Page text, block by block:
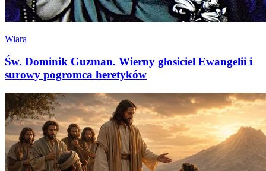
Wiara
Św. Dominik Guzman. Wierny głosiciel Ewangelii i
surowy pogromca heretyków